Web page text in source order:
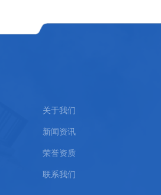
关于我们
新闻资讯
荣誉资质
联系我们